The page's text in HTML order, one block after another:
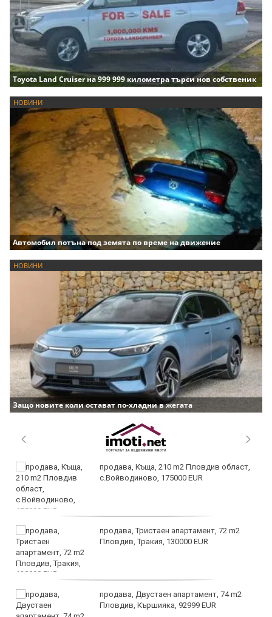
Toyota Land Cruiser на 999 999 километра търси нов собственик
НОВИНИ
Автомобил потъна под земята по време на движение
НОВИНИ
Защо новите коли остават по-хладни в жегата
продава, Къща, 210 m2 Пловдив област,
с.Войводиново, 175000 EUR
продава, Тристаен апартамент, 72 m2
Пловдив, Тракия, 130000 EUR
продава, Двустаен апартамент, 74 m2
Пловдив, Кършияка, 92999 EUR